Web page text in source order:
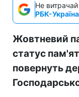
Не
РБК-
Жовтневий
статус
повернуть